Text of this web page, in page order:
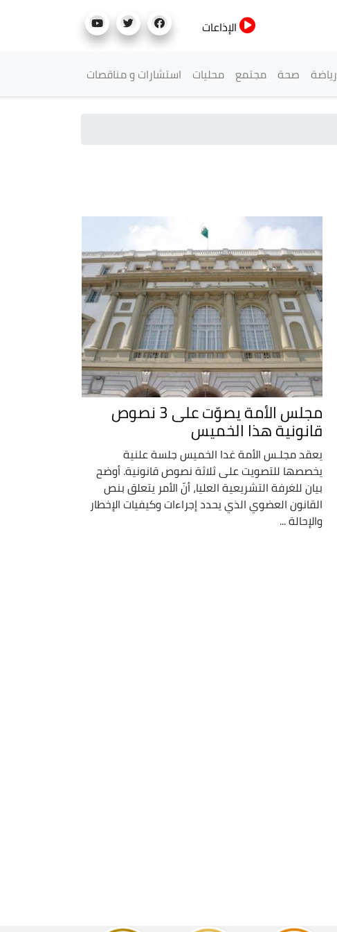
الإذاعات
رياضة صحة مجتمع محليات استشارات و مناقصات
مجلس الأمة يصوّت على 3 نصوص
قانونية هذا الخميس
يعقد مجلـس الأمة غدا الخميس جلسة علنية
يخصصها للتصويت على ثلاثة نصوص قانونية. أوضح
بيان للغرفة التشريعية العليا، أنّ الأمر يتعلق بنص
القانون العضوي الذي يحدد إجراءات وكيفيات الإخطار
والإحالة ...